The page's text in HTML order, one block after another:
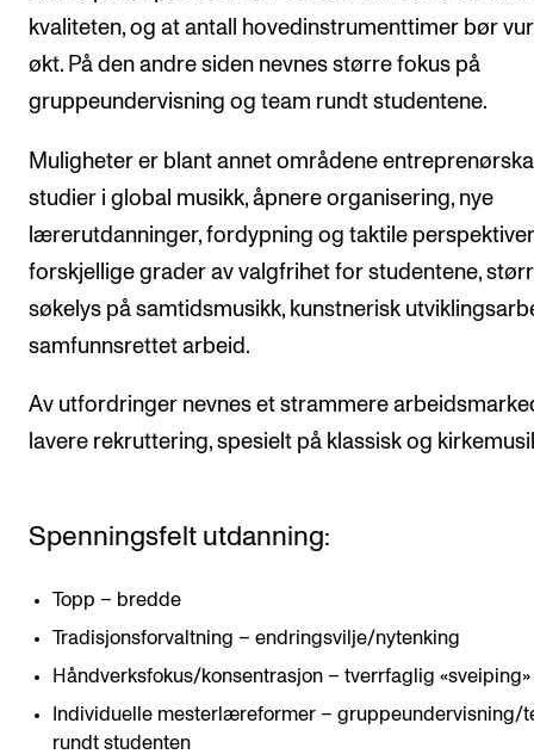
kvaliteten, og at antall hovedinstrumenttimer bør
økt. På den andre siden nevnes større fokus på
gruppeundervisning og team rundt studentene.
Muligheter er blant annet områdene
studier i global musikk, åpnere organisering, nye
lærerutdanninger, fordypning og taktile
forskjellige grader av valgfrihet for studentene,
søkelys på samtidsmusikk, kunstnerisk
samfunnsrettet arbeid.
Av utfordringer nevnes et strammere
lavere rekruttering, spesielt på klassisk og
Spenningsfelt utdanning:
Topp – bredde
Tradisjonsforvaltning – endringsvilje/nytenking
Håndverksfokus/konsentrasjon – tverrfaglig «sveiping»
Individuelle mesterlæreformer – gruppeundervisning/
rundt studenten